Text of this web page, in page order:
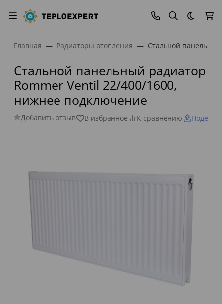
Темная
Главная Радиаторы отопления Стальной
Стальной панельный радиатор
Rommer Ventil 22/400/1600,
нижнее подключение
Добавить отзыв В избранное К сравнению